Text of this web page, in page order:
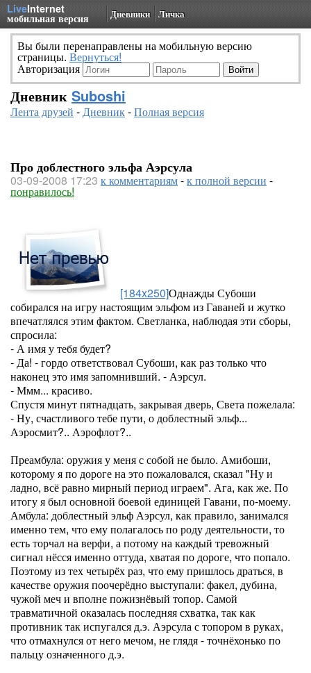
LiveInternet
мобильная версия Дневники Личка
Вы были перенаправлены на мобильную версию
страницы. Вернуться!
Авторизация
Дневник Suboshi
Лента друзей -Дневник-Полная версия
Про доблестного эльфа Аэрсула
03-09-2008 17:23 к комментариям-к полной версии -
понравилось!
[184x250]Однажды Субоши
собирался на игру настоящим эльфом из Гаваней и жутко
впечатлялся этим фактом. Светланка, наблюдая эти сборы,
спросила:
- А имя у тебя будет?
- Да! - гордо ответствовал Субоши, как раз только что
наконец это имя запомнивший. - Аэрсул.
- Ммм... красиво.
Спустя минут пятнадцать, закрывая дверь, Света пожелала:
- Ну, счастливого тебе пути, о доблестный эльф...
Аэросмит?.. Аэрофлот?..
Преамбула: оружия у меня с собой не было. Амибоши,
которому я по дороге на это пожаловался, сказал "Ну и
ладно, всё равно мирный период играем". Ага, как же. По
итогу я был основной боевой единицей Гавани, по-моему.
Амбула: доблестный эльф Аэрсул, как правило, занимался
именно тем, что ему полагалось по роду деятельности, то
есть торчал на верфи, а потому на каждый тревожный
сигнал нёсся именно оттуда, хватая по дороге, что попало.
Поэтому из тех четырёх раз, что ему пришлось драться, в
качестве оружия поочерёдно выступали: факел, дубина,
чужой меч и вполне пожизнёвый топор. Самой
травматичной оказалась последняя схватка, так как
противник так испугался д.э. Аэрсула с топором в руках,
что отмахнулся от него мечом, не глядя - точнёхонько по
пальцу означенного д.э.